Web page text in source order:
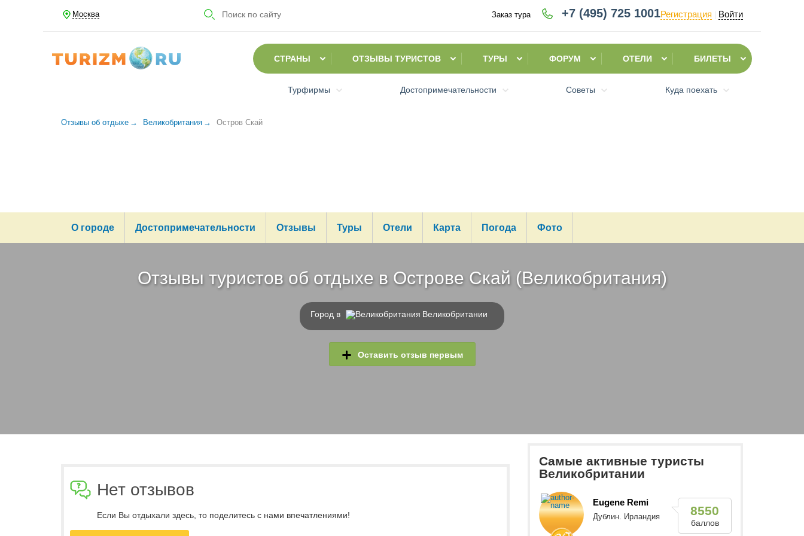
Москва Заказ тура +7 (495) 725 1001Регистрация Войти
СТРАНЫ ОТЗЫВЫ ТУРИСТОВ ТУРЫ ФОРУМ ОТЕЛИ БИЛЕТЫ
Турфирмы Достопримечательности Советы Куда поехать
Отзывы об отдыхе Великобритания Остров Скай
О городе Достопримечательности Отзывы Туры Отели Карта Погода Фото
Отзывы туристов об отдыхе в Острове Скай (Великобритания)
Город в Великобритании
Оставить отзыв первым
Нет отзывов
Если Вы отдыхали здесь, то поделитесь с нами впечатлениями!
Самые активные туристы
Великобритании
Eugene Remi
Дублин. Ирландия 8550
баллов